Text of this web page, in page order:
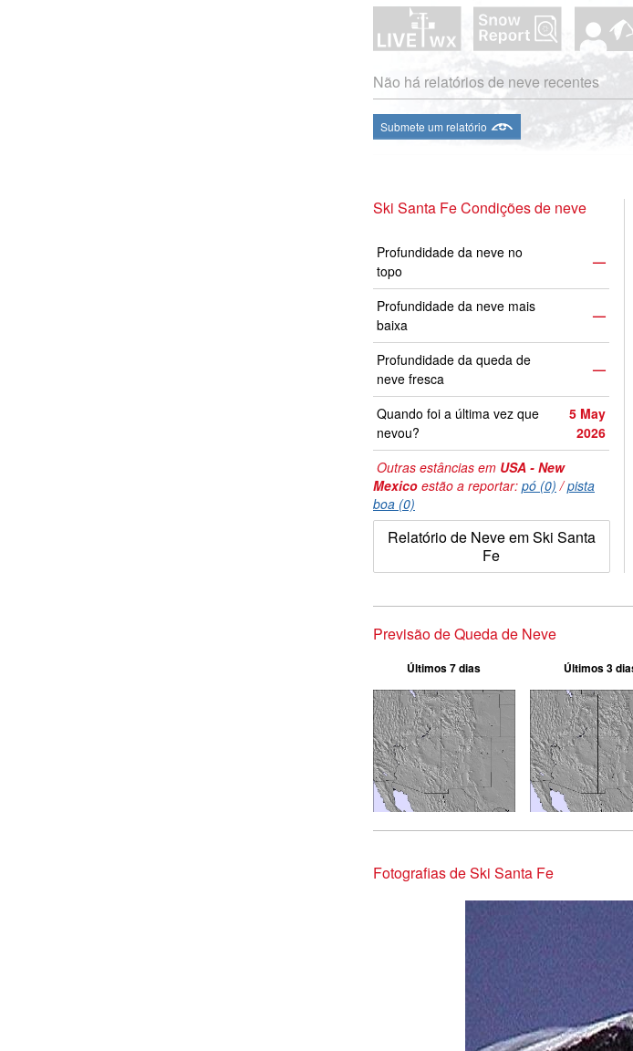
Não há relatórios de neve recentes
Submete um relatório
Ski Santa Fe Condições de neve
Profundidade da neve no
topo
—
Profundidade da neve mais
baixa
—
Profundidade da queda de
neve fresca
—
Quando foi a última vez que
nevou?
5 May
2026
Outras estâncias em USA - New
Mexico estão a reportar: pó (0) /pista
boa (0)
Relatório de Neve em Ski Santa
Fe
Previsão de Queda de Neve
Últimos 7 dias Últimos 3
Fotografias de Ski Santa Fe